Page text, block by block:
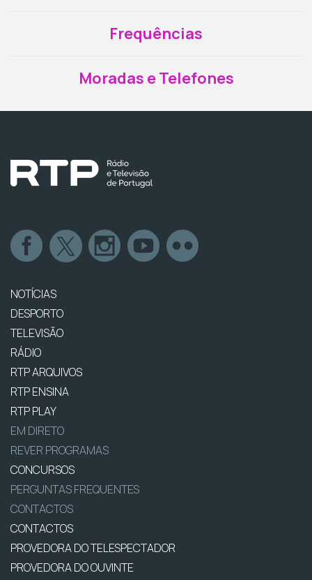
Frequências
Moradas e Telefones
NOTÍCIAS
DESPORTO
TELEVISÃO
RÁDIO
RTP ARQUIVOS
RTP ENSINA
RTP PLAY
EM DIRETO
REVER PROGRAMAS
CONCURSOS
PERGUNTAS FREQUENTES
CONTACTOS
CONTACTOS
PROVEDORA DO TELESPECTADOR
PROVEDORA DO OUVINTE